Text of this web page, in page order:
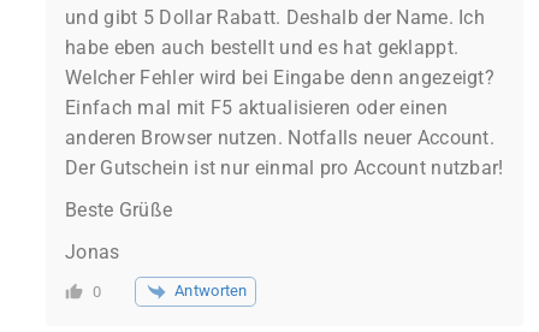
und gibt 5 Dollar Rabatt. Deshalb der Name. Ich
habe eben auch bestellt und es hat geklappt.
Welcher Fehler wird bei Eingabe denn angezeigt?
Einfach mal mit F5 aktualisieren oder einen
anderen Browser nutzen. Notfalls neuer Account.
Der Gutschein ist nur einmal pro Account nutzbar!
Beste Grüße
Jonas
0 Antworten